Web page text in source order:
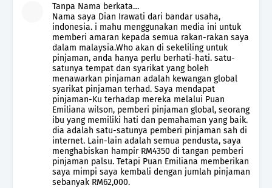
Tanpa Nama berkata…
Nama saya Dian Irawati dari bandar usaha,
indonesia. i mahu menggunakan media ini untuk
memberi amaran kepada semua rakan-rakan saya
dalam malaysia.Who akan di sekeliling untuk
pinjaman, anda hanya perlu berhati-hati. satu-
satunya tempat dan syarikat yang boleh
menawarkan pinjaman adalah kewangan global
syarikat pinjaman terhad. Saya mendapat
pinjaman-Ku terhadap mereka melalui Puan
Emiliana wilson, pemberi pinjaman global, seorang
ibu yang memiliki hati dan pemahaman yang baik.
dia adalah satu-satunya pemberi pinjaman sah di
internet. Lain-lain adalah semua pendusta, saya
menghabiskan hampir RM4350 di tangan pemberi
pinjaman palsu. Tetapi Puan Emiliana memberikan
saya mimpi saya kembali dengan jumlah pinjaman
sebanyak RM62,000.